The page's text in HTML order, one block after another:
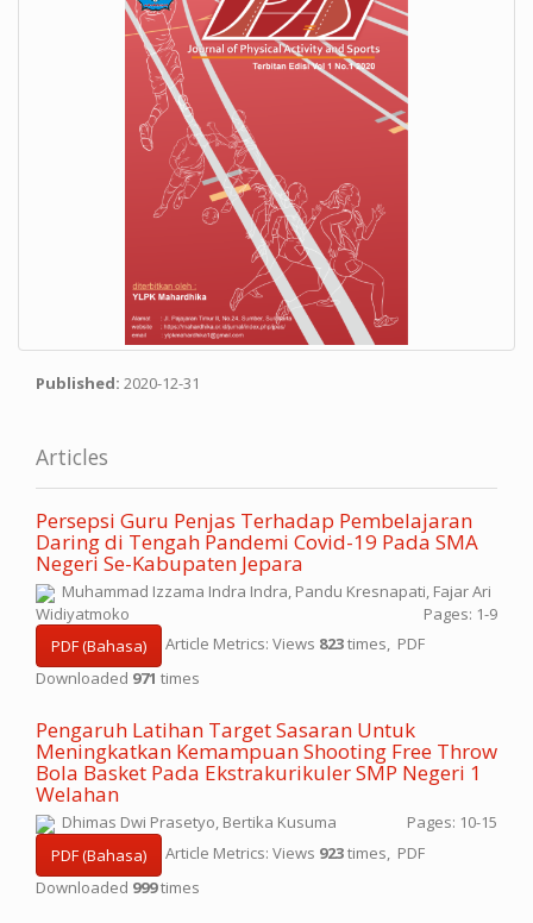
Published: 2020-12-31
Articles
Persepsi Guru Penjas Terhadap Pembelajaran
Daring di Tengah Pandemi Covid-19 Pada SMA
Negeri Se-Kabupaten Jepara
Muhammad Izzama Indra Indra, Pandu Kresnapati, Fajar Ari
Widiyatmoko
Pages: 1-9
PDF (Bahasa)
Article Metrics: Views 823times, PDF
Downloaded 971 times
Pengaruh Latihan Target Sasaran Untuk
Meningkatkan Kemampuan Shooting Free Throw
Bola Basket Pada Ekstrakurikuler SMP Negeri 1
Welahan
Dhimas Dwi Prasetyo, Bertika Kusuma
Pages: 10-15
PDF (Bahasa)
Article Metrics: Views 923times, PDF
Downloaded 999times